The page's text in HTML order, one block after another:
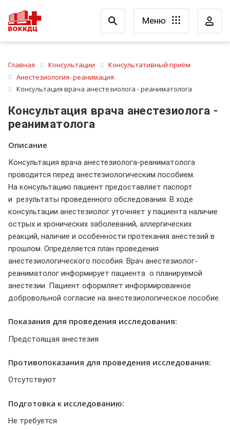
Меню
Главная Консультации
Консультативный приём
Анестезиология- реанимация
Консультация врача анестезиолога - реаниматолога
Консультация врача анестезиолога -
реаниматолога
Описание
Консультация врача анестезиолога-реаниматолога
проводится перед анестезиологическим пособием.
На консультацию пациент предоставляет паспорт
и результаты проведенного обследования. В ходе
консультации анестезиолог уточняет у пациента наличие
острых и хронических заболеваний, аллергических
реакций, наличие и особенности протекания анестезий в
прошлом. Определяется план проведения
анестезиологического пособия. Врач анестезиолог-
реаниматолог информирует пациента о планируемой
анестезии. Пациент оформляет информированное
добровольной согласие на анестезиологическое пособие.
Показания для проведения исследования:
Предстоящая анестезия
Противопоказания для проведения исследования:
Отсутствуют
Подготовка к исследованию:
Не требуется